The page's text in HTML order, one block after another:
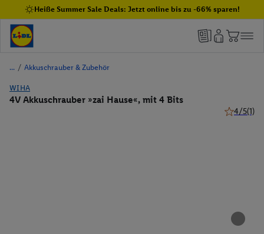
Heiße Summer Sale Deals: Jetzt online bis zu -66% sparen!
/ Akkuschrauber & Zubehör
WIHA
4V Akkuschrauber »zai Hause«, mit 4 Bits
4/5(1)